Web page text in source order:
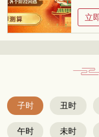
立
子时 丑时
午时 未时